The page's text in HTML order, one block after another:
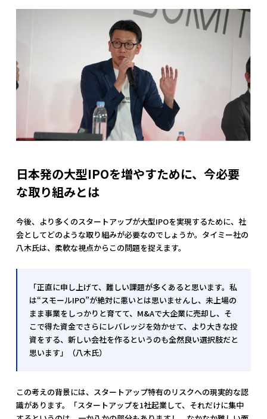
日本発の大型IPOを増やすために、今必要
な取り組みとは
今後、より多くのスタートアップが大型IPOを実現するために、社
会としてどのような取り組みが必要なのでしょうか。タイミー社の
八木氏は、柔軟な視点からこの問題を捉えます。
「正直に申し上げて、難しい課題が多くあると思います。私
は“スモールIPO”が絶対に悪いとは思いませんし、未上場の
まま事業をしっかりと育てて、M&Aで大企業に売却し、そ
こで得た資金でさらにレバレッジを効かせて、より大きな投
資をする、新しい会社を作るというのも全然良い選択肢だと
思います」（八木氏）
この考えの背景には、スタートアップ特有のリスクへの現実的な認
識があります。「スタートアップを1社起業して、それだけに集中